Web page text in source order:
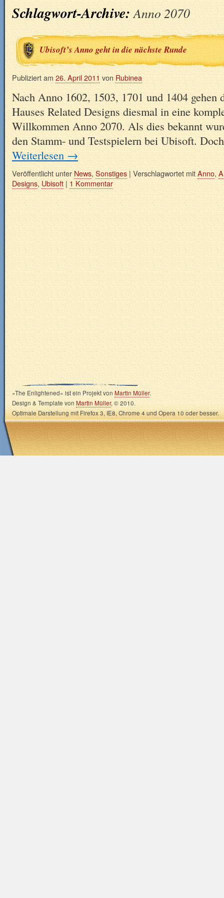
Schlagwort-Archive:Anno 2070
Ubisoft’s Anno geht in die nächste Runde
Publiziert am 26. April 2011von Rubinea
Nach Anno 1602, 1503, 1701 und 1404 gehen
Hauses Related Designs diesmal in eine
Willkommen Anno 2070. Als dies bekannt
den Stamm- und Testspielern bei Ubisoft.
Weiterlesen→
Veröffentlicht unterNews, Sonstiges | Verschlagwortet mitAnno,
Designs, Ubisoft| 1 Kommentar
»The Enlightened« ist ein Projekt vonMartin Müller.
Design & Template vonMartin Müller, © 2010.
Optimale Darstellung mit Firefox 3, IE8, Chrome 4 und Opera 10 oder besser.